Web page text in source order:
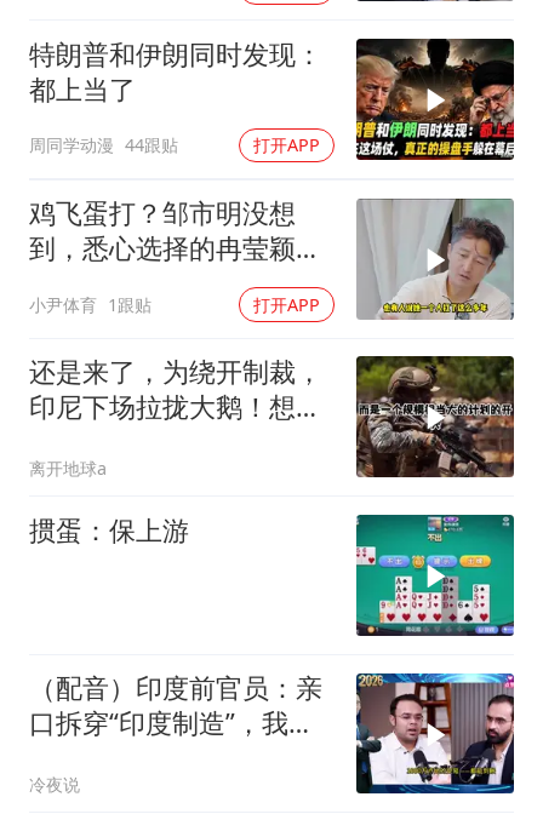
特朗普和伊朗同时发现：
都上当了
周同学动漫 44跟贴 打开APP
鸡飞蛋打？邹市明没想
到，悉心选择的冉莹颖，
击碎了他最后的体面
小尹体育 1跟贴 打开APP
还是来了，为绕开制裁，
印尼下场拉拢大鹅！想让
离开地球a
掼蛋：保上游
（配音）印度前官员：亲
口拆穿“印度制造”，我们
正的工业制造
冷夜说